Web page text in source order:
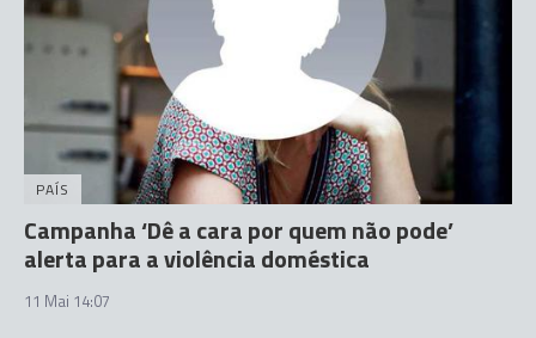
PAÍS
Campanha ‘Dê a cara por quem não pode’
alerta para a violência doméstica
11 Mai 14:07